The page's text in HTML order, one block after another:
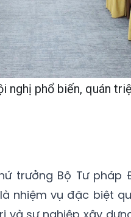
nghị phổ biến, quán
trưởng Bộ Tư pháp
nhiệm vụ đặc biệt